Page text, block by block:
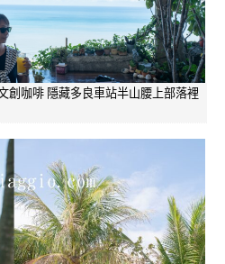
創咖啡 隱藏多良車站半山腰上部落裡